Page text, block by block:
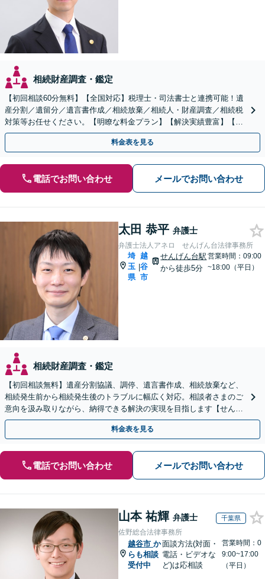
相続財産調査・鑑定
【初回相談60分無料】【全国対応】税理士・司法書士と連携可能！遺
産分割／遺留分／遺言書作成／相続放棄／相続人・財産調査／相続税
対策等お任せください。【明瞭な料金プラン】【解決実績豊富】【電
話相談可】
料金表を見る
電話でお問い合わせ メールでお問い合わせ
太田 恭平 弁護士
弁護士法人アネロ せんげん台法律事務所
埼
玉
県
|
越
谷
市
せんげん台駅
から徒歩5分
営業時間：09:00
~18:00（平日）
相続財産調査・鑑定
【初回相談無料】遺産分割協議、調停、遺言書作成、相続放棄など、
相続発生前から相続発生後のトラブルに幅広く対応。相談者さまのご
意向を汲み取りながら、納得できる解決の実現を目指します【せんげ
ん台駅より徒歩5分】
料金表を見る
電話でお問い合わせ メールでお問い合わせ
山本 祐輝 弁護士 千葉県
佐野総合法律事務所
越谷市 か
らも相談
受付中
面談方法(対面・
電話・ビデオな
ど)は応相談
営業時間：0
9:00~17:00
（平日）